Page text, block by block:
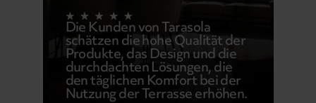
Die Kunden von Tarasola
schätzen die hohe Qualität der
Produkte, das Design und die
durchdachten Lösungen, die
den täglichen Komfort bei der
Nutzung der Terrasse erhöhen.